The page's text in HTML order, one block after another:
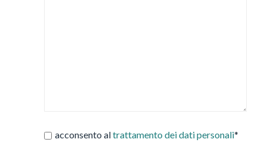
acconsento altrattamento dei dati personali*